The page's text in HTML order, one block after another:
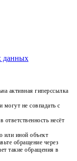
данных
активная гиперссылка
не совпадать с
несёт
или иной объект
обращение через
такие обращения в